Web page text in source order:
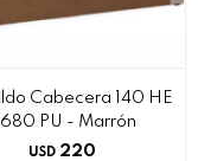
Cabecera 140 HE
PU - Marrón
USD 220